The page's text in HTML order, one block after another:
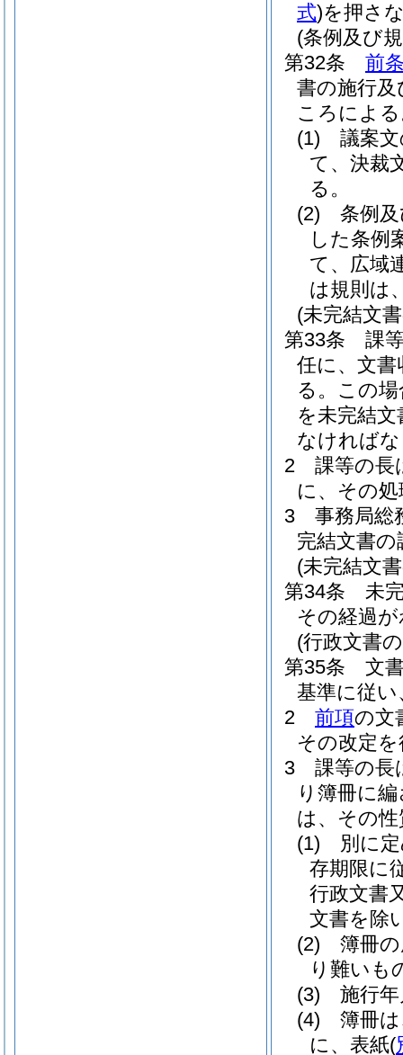
式)を押さ
(条例及び
第32条
前
書の施行
ころによ
(1)
議案
て、決裁
る。
(2)
条例
した条例
て、広域
は規則は
(未完結文
第33条
課
任に、文
る。 この
を未完結文
なければ
2
課等の長
に、その
3
事務局総
完結文書
(未完結文
第34条
未
その経過
(行政文書
第35条
文
基準に従
2
前項の文
その改定
3
課等の長
り簿冊に
は、その
(1)
別に
存期限に
行政文書
文書を除
(2)
簿冊
り難いも
(3)
施行
(4)
簿冊
に、表紙(